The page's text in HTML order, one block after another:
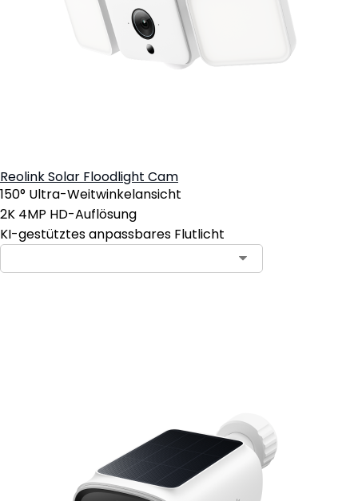
Reolink Solar Floodlight Cam
150° Ultra-Weitwinkelansicht
2K 4MP HD-Auflösung
KI-gestütztes anpassbares Flutlicht